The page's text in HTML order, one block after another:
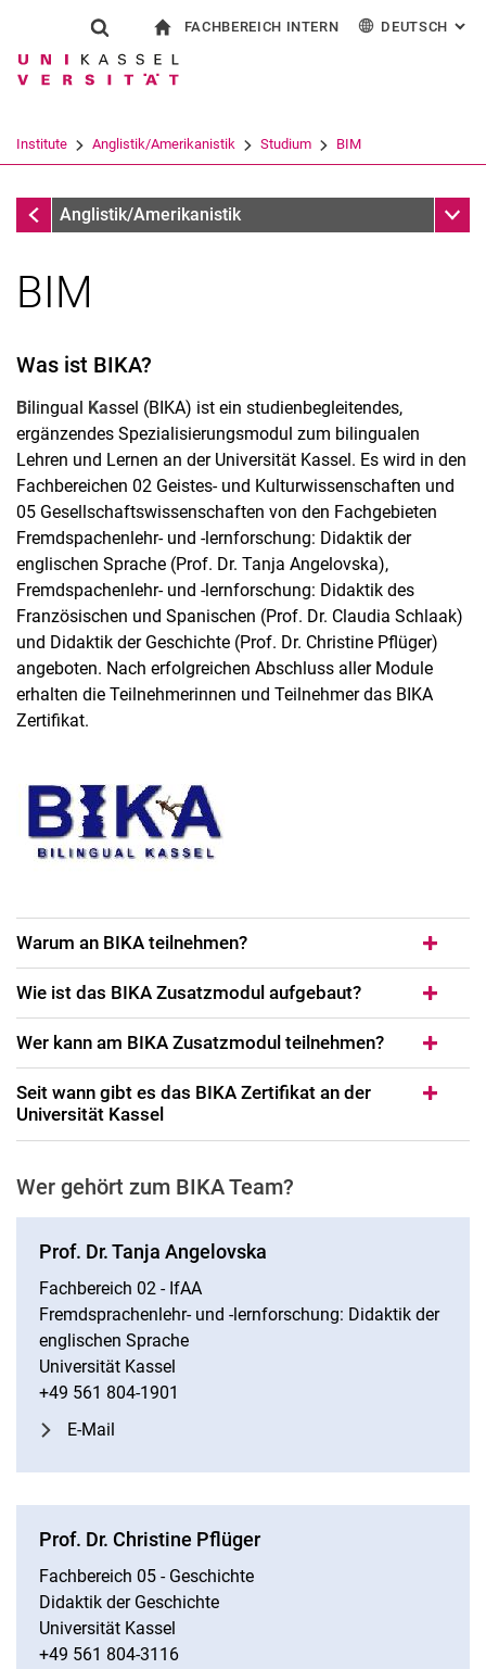
Springe direkt zu: Inhalt
Springe direkt zu: Suche
Springe direkt zu:
Suchformular
Suchbegriff
Suchen (öffnet externen Link in einem
FACHBEREICH INTERN DEUTSCH :
Institute Anglistik/Amerikanistik Studium BIM
StudiumAnglistik/Amerikanistik
Zulassungsvoraussetzung
Leitfaden: Erste Staatsprüfung im Fach Englisch
BIM
Mentoringprogramm
BIM
Was ist BIKA?
Bilingual Kassel (BIKA) ist ein studienbegleitendes,
ergänzendes Spezialisierungsmodul zum bilingualen
Lehren und Lernen an der Universität Kassel. Es wird in den
Fachbereichen 02 Geistes- und Kulturwissenschaften und
05 Gesellschaftswissenschaften von den Fachgebieten
Fremdspachenlehr- und -lernforschung: Didaktik der
englischen Sprache (Prof. Dr. Tanja Angelovska),
Fremdspachenlehr- und -lernforschung: Didaktik des
Französischen und Spanischen (Prof. Dr. Claudia Schlaak)
und Didaktik der Geschichte (Prof. Dr. Christine Pflüger)
angeboten. Nach erfolgreichen Abschluss aller Module
erhalten die Teilnehmerinnen und Teilnehmer das BIKA
Zertifikat.
Warum an BIKA teilnehmen?
Wie ist das BIKA Zusatzmodul aufgebaut?
Wer kann am BIKA Zusatzmodul teilnehmen?
Seit wann gibt es das BIKA Zertifikat an der
Universität Kassel
Wer gehört zum BIKA Team?
Prof. Dr. Tanja Angelovska
Fachbereich 02 - IfAA
Fremdsprachenlehr- und -lernforschung: Didaktik der
englischen Sprache
Universität Kassel
+49 561 804-1901
E-Mail
Prof. Dr. Christine Pflüger
Fachbereich 05 - Geschichte
Didaktik der Geschichte
Universität Kassel
+49 561 804-3116